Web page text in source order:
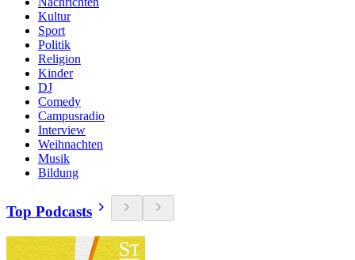
Kultur
Sport
Politik
Religion
Kinder
DJ
Comedy
Campusradio
Interview
Weihnachten
Musik
Bildung
Top Podcasts